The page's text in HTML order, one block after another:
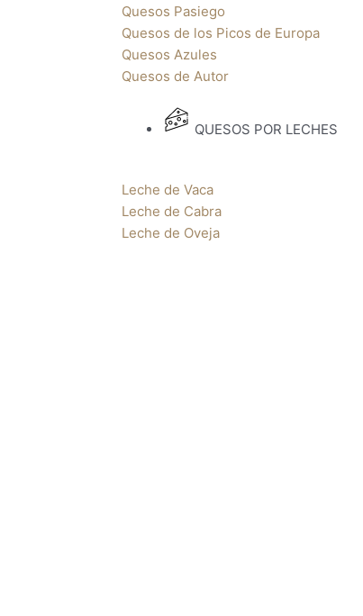
Quesos Pasiego
Quesos de los Picos de Europa
Quesos Azules
Quesos de Autor
QUESOS POR LECHES
Leche de Vaca
Leche de Cabra
Leche de Oveja